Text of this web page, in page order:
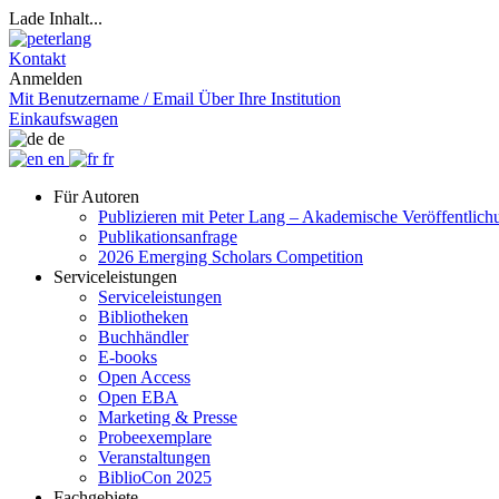
Lade Inhalt...
Kontakt
Anmelden
Mit Benutzername / Email Über Ihre Institution
Einkaufswagen
de
en
fr
Für Autoren
Publizieren mit Peter Lang – Akademische
Publikationsanfrage
2026 Emerging Scholars Competition
Serviceleistungen
Serviceleistungen
Bibliotheken
Buchhändler
E-books
Open Access
Open EBA
Marketing & Presse
Probeexemplare
Veranstaltungen
BiblioCon 2025